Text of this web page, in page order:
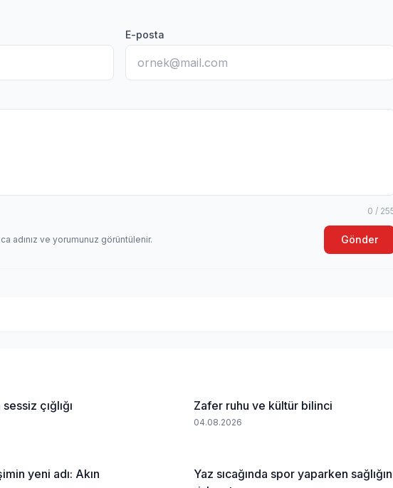
E-posta
0 /
adınız ve yorumunuz görüntülenir. Gönder
çığlığı Zafer ruhu ve kültür bilinci
04.08.2026
yeni adı: Akın
Yaz sıcağında spor yaparken